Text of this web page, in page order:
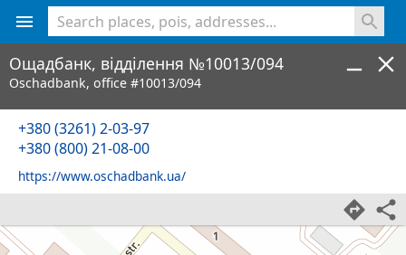
Ощадбанк, відділення №10013/094
Oschadbank, office #10013/094
+380 (3261) 2-03-97
+380 (800) 21-08-00
https://www.oschadbank.ua/
<% console.log(hcard) %>